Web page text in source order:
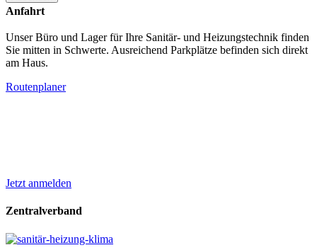
Anfahrt
Unser Büro und Lager für Ihre Sanitär- und Heizungstechnik finden
Sie mitten in Schwerte. Ausreichend Parkplätze befinden sich direkt
am Haus.
Routenplaner
Jetzt anmelden
Zentralverband